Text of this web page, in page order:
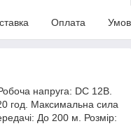
Оплата
напруга: DC 12B.
год. Максимальна сила
До 200 м. Розмір: